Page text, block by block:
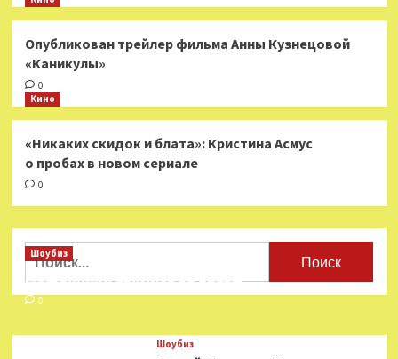
Опубликован трейлер фильма Анны Кузнецовой
«Каникулы»
0
Кино
«Никаких скидок и блата»: Кристина Асмус
о пробах в новом сериале
0
Найти:
Шоубиз
Мошенники взялись за звезд
0
Шоубиз